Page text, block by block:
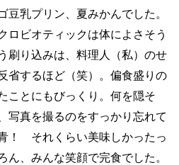
豆乳プリン、夏みかんでした。
ビオティックは体によさそう
刷り込みは、料理人（私）のせ
省するほど（笑）。偏食盛りの
ことにもびっくり。何を隠そ
写真を撮るのをすっかり忘れて
！ それくらい美味しかったっ
ん、みんな笑顔で完食でした。